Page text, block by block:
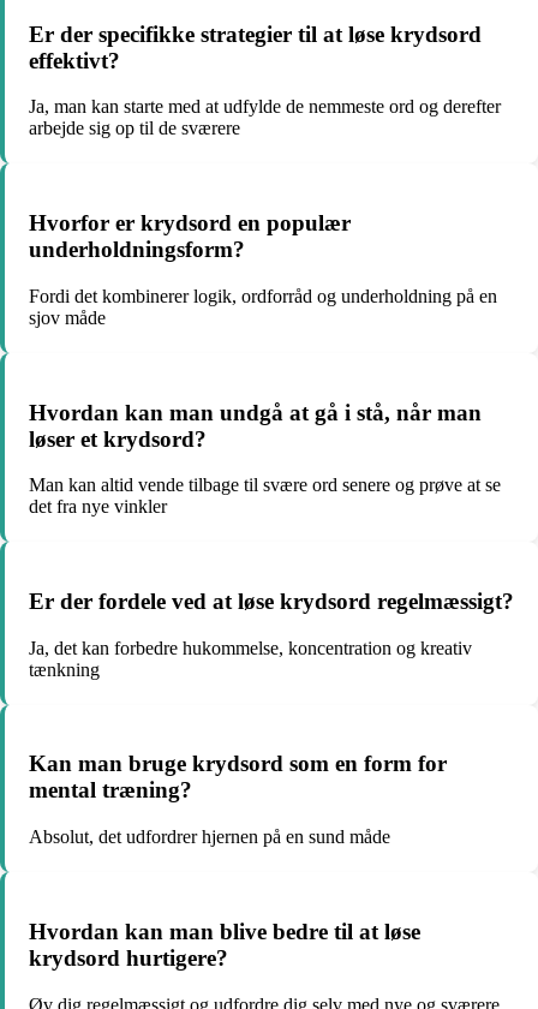
Er der specifikke strategier til at løse krydsord
effektivt?
Ja, man kan starte med at udfylde de nemmeste ord og derefter
arbejde sig op til de sværere
Hvorfor er krydsord en populær
underholdningsform?
Fordi det kombinerer logik, ordforråd og underholdning på en
sjov måde
Hvordan kan man undgå at gå i stå, når man
løser et krydsord?
Man kan altid vende tilbage til svære ord senere og prøve at se
det fra nye vinkler
Er der fordele ved at løse krydsord regelmæssigt?
Ja, det kan forbedre hukommelse, koncentration og kreativ
tænkning
Kan man bruge krydsord som en form for
mental træning?
Absolut, det udfordrer hjernen på en sund måde
Hvordan kan man blive bedre til at løse
krydsord hurtigere?
Øv dig regelmæssigt og udfordre dig selv med nye og sværere